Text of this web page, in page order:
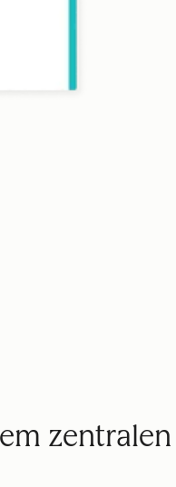
zentralen